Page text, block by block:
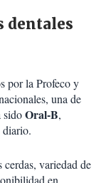
dentales
por la Profeco y
una de
sidoOral-B,
diario.
cerdas, variedad de